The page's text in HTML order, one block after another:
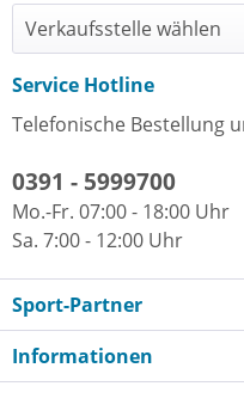
Service Hotline
Telefonische Bestellung
0391 - 5999700
Mo.-Fr. 07:00 - 18:00 Uhr
Sa. 7:00 - 12:00 Uhr
Sport-Partner
Informationen